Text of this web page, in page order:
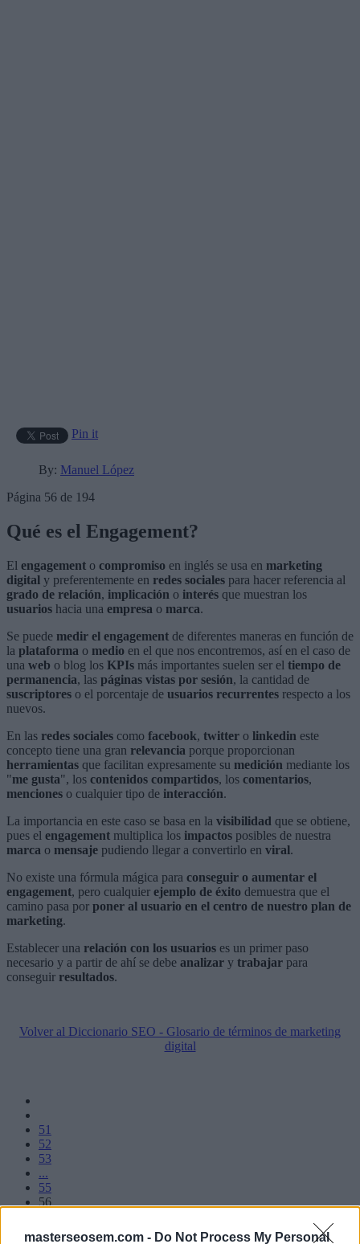
masterseosem.com - Do Not Process My Personal
Pin it
By: Manuel López
Página 56 de 194
Qué es el Engagement?
El engagement o compromiso en inglés se usa en marketing
digital y preferentemente en redes sociales para hacer referencia al
grado de relación, implicación o interés que muestran los
usuarios hacia una empresa o marca.
Se puede medir el engagement de diferentes maneras en función de
la plataforma o medio en el que nos encontremos, así en el caso de
una web o blog los KPIs más importantes suelen ser el tiempo de
permanencia, las páginas vistas por sesión, la cantidad de
suscriptores o el porcentaje de usuarios recurrentes respecto a los
nuevos.
En las redes sociales como facebook, twitter o linkedin este
concepto tiene una gran relevancia porque proporcionan
herramientas que facilitan expresamente su medición mediante los
"me gusta", los contenidos compartidos, los comentarios,
menciones o cualquier tipo de interacción.
La importancia en este caso se basa en la visibilidad que se obtiene,
pues el engagement multiplica los impactos posibles de nuestra
marca o mensaje pudiendo llegar a convertirlo en viral.
No existe una fórmula mágica para conseguir o aumentar el
engagement, pero cualquier ejemplo de éxito demuestra que el
camino pasa por poner al usuario en el centro de nuestro plan de
marketing.
Establecer una relación con los usuarios es un primer paso
necesario y a partir de ahí se debe analizar y trabajar para
conseguir resultados.
Volver al Diccionario SEO - Glosario de términos de marketing
digital
51
52
53
...
55
56
58